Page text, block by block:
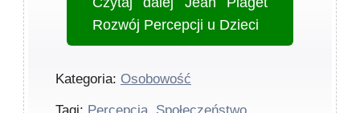
Rozwój Percepcji u Dzieci
Kategoria: Osobowość